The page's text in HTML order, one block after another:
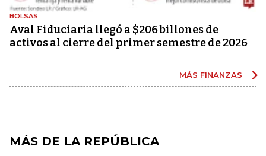
BOLSAS
Aval Fiduciaria llegó a $206 billones de
activos al cierre del primer semestre de 2026
MÁS FINANZAS
MÁS DE LA REPÚBLICA